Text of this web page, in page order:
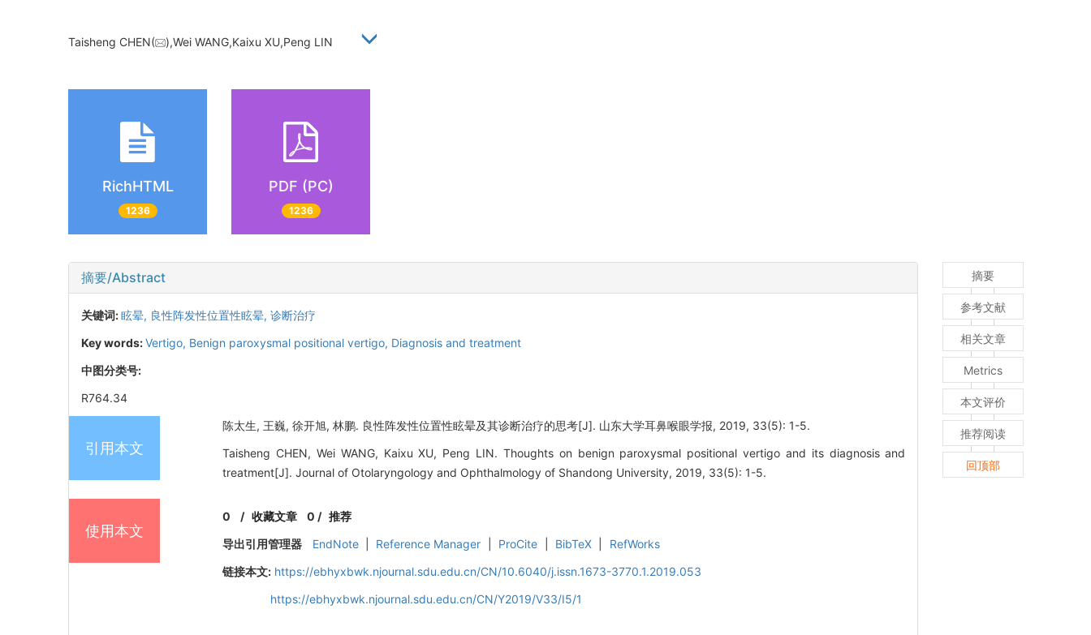
Taisheng CHEN( ),Wei WANG,Kaixu XU,Peng LIN
RichHTML
1236
PDF (PC)
1236
摘要/Abstract
关键词:眩晕, 良性阵发性位置性眩晕, 诊断治疗
Key words:Vertigo, Benign paroxysmal positional vertigo, Diagnosis and treatment
中图分类号:
R764.34
引用本文
陈太生, 王巍, 徐开旭, 林鹏. 良性阵发性位置性眩晕及其诊断治疗的思考[J]. 山东大学耳鼻喉眼学报, 2019, 33(5): 1-5.
Taisheng CHEN, Wei WANG, Kaixu XU, Peng LIN. Thoughts on benign paroxysmal positional vertigo and its diagnosis and
treatment[J]. Journal of Otolaryngology and Ophthalmology of Shandong University, 2019, 33(5): 1-5.
使用本文
0 /收藏文章 0 / 推荐
导出引用管理器
EndNote Reference Manager ProCite BibTeX
RefWorks
链接本文: https://ebhyxbwk.njournal.sdu.edu.cn/CN/10.6040/j.issn.1673-3770.1.2019.053
https://ebhyxbwk.njournal.sdu.edu.cn/CN/Y2019/V33/I5/1
摘要
参考文献
相关文章
Metrics
本文评价
推荐阅读
回顶部